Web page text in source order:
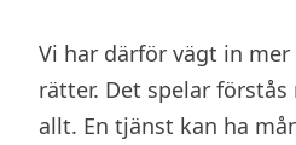
Vi har därför vägt in
rätter. Det spelar
allt. En tjänst kan ha